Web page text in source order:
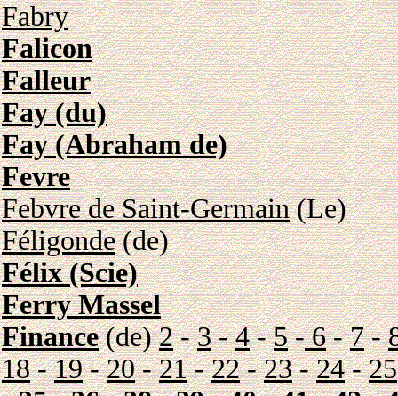
Fabry
Falicon
Falleur
Fay (du)
Fay (Abraham de)
Fevre
Febvre de Saint-Germain(Le)
Féligonde(de)
Félix (Scie)
Ferry Massel
Finance(de)2-3 -4-5-6-7-
18-19-20-21-22-23-24-25